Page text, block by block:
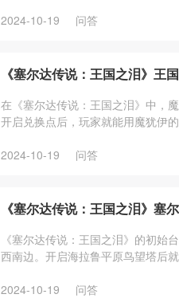
2024-10-19 问答
《塞尔达传说：王国之泪》王
在《塞尔达传说：王国之泪》中，
开启兑换点后，玩家就能用魔犹伊
2024-10-19 问答
《塞尔达传说：王国之泪》塞
《塞尔达传说：王国之泪》的初始
西南边。开启海拉鲁平原鸟望塔后
2024-10-19 问答